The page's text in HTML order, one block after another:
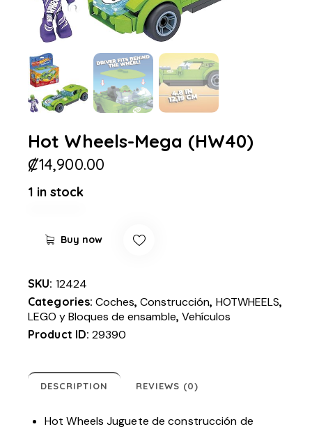
Hot Wheels-Mega (HW40)
₡14,900.00
1 in stock
Buy now
SKU: 12424
Categories:Coches,Construcción, HOTWHEELS,
LEGO y Bloques de ensamble,Vehículos
Product ID:29390
DESCRIPTION REVIEWS (0)
Hot Wheels Juguete de construcción de